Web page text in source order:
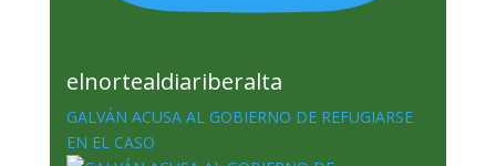
elnortealdiariberalta
GALVÁN ACUSA AL GOBIERNO DE REFUGIARSE
EN EL CASO